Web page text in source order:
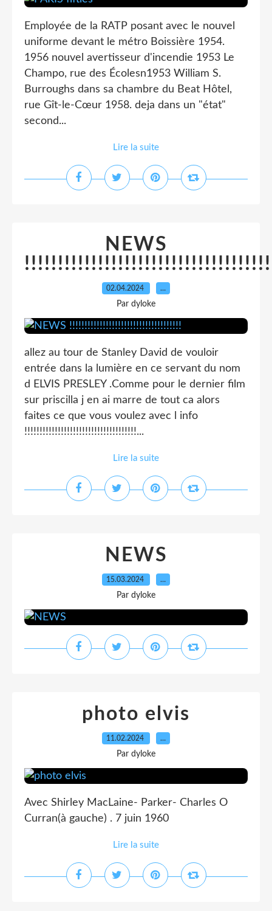
Employée de la RATP posant avec le nouvel
uniforme devant le métro Boissière 1954.
1956 nouvel avertisseur d'incendie 1953 Le
Champo, rue des Écolesn1953 William S.
Burroughs dans sa chambre du Beat Hôtel,
rue Gît-le-Cœur 1958. deja dans un "état"
second...
Lire la suite
NEWS
!!!!!!!!!!!!!!!!!!!!!!!!!!!!!!!!!!!!!
02.04.2024 …
Par dyloke
allez au tour de Stanley David de vouloir
entrée dans la lumière en ce servant du nom
d ELVIS PRESLEY .Comme pour le dernier film
sur priscilla j en ai marre de tout ca alors
faites ce que vous voulez avec l info
!!!!!!!!!!!!!!!!!!!!!!!!!!!!!!!!!!!!!...
Lire la suite
NEWS
15.03.2024 …
Par dyloke
photo elvis
11.02.2024 …
Par dyloke
Avec Shirley MacLaine- Parker- Charles O
Curran(à gauche) . 7 juin 1960
Lire la suite